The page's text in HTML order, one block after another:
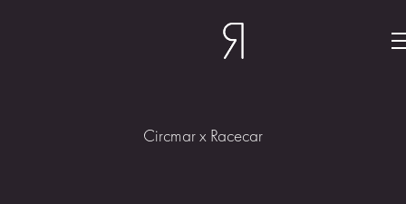
Circmar x Racecar